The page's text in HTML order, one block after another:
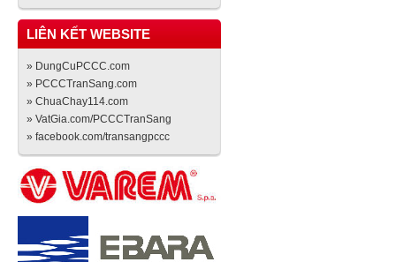
LIÊN KẾT WEBSITE
» DungCuPCCC.com
» PCCCTranSang.com
» ChuaChay114.com
» VatGia.com/PCCCTranSang
» facebook.com/transangpccc